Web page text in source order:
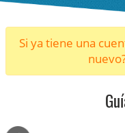
Si ya tiene una